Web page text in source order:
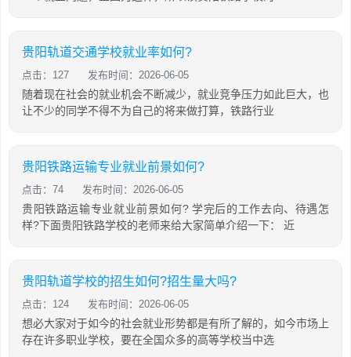
贵阳轨道交通学校就业率如何?
点击：127 发布时间：2026-06-05
随着现在社会的就业机会不断减少，就业竞争压力如此巨大，也
让不少的同学不得不为自己的将来做打算，铁路行业
贵阳铁路运输专业就业前景如何?
点击：74 发布时间：2026-06-05
贵阳铁路运输专业就业前景如何? 学完后的工作去向、待遇怎
样?下面贵阳铁路学校的老师来给大家简单介绍一下： 近
贵阳轨道学校的招生如何?招生量大吗?
点击：124 发布时间：2026-06-05
想必大家对于如今的社会就业形势都是有所了解的，如今市场上
存在许多职业学校，要在全国众多的高等学校当中选